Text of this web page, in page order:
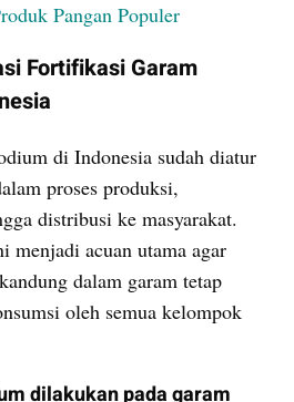
Pangan Populer
Fortifikasi Garam
di Indonesia sudah diatur
proses produksi,
distribusi ke masyarakat.
menjadi acuan utama agar
dalam garam tetap
oleh semua kelompok
dilakukan pada garam